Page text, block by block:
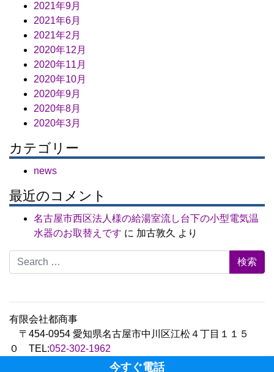
2021年9月
2021年6月
2021年2月
2020年12月
2020年11月
2020年10月
2020年9月
2020年8月
2020年3月
カテゴリー
news
最近のコメント
名古屋市西区法人様の給湯室流し台下の小型電気温
水器のお取替えです に 加古敦久 より
Search for:
有限会社都商事
〒454-0954 愛知県名古屋市中川区江松４丁目１１５
０ TEL:052-302-1962
Copyright © 2020 Miyako limited corporations.,Ltd All
今すぐ電話